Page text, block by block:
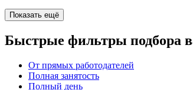
Показать ещё
Быстрые фильтры подбора
От прямых работодателей
Полная занятость
Полный день